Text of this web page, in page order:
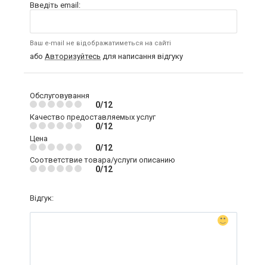
Введіть email:
Ваш e-mail не відображатиметься на сайті
або Авторизуйтесь для написання відгуку
Обслуговування
0/12
Качество предоставляемых услуг
0/12
Цена
0/12
Соответствие товара/услуги описанию
0/12
Відгук: